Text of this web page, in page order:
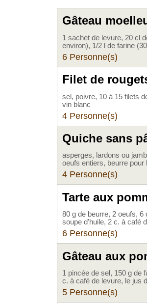
Gâteau
1 sachet de levure, 20 cl
environ), 1/2 l de farine
6 Personne(s)
Filet de
sel, poivre, 10 à 15 filets
vin blanc
4 Personne(s)
Quiche sans
asperges, lardons ou
oeufs entiers, beurre pour
4 Personne(s)
Tarte aux
80 g de beurre, 2 oeufs,
soupe d'huile, 2 c. à café
6 Personne(s)
Gâteau aux
1 pincée de sel, 150 g de
c. à café de levure, le jus
5 Personne(s)